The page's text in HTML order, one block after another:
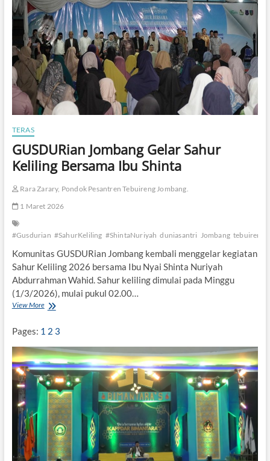
d
i
P
o
n
d
o
k
P
u
t
T
e
b
i
e
g
TERAS
GUSDURian Jombang Gelar Sahur
Keliling Bersama Ibu Shinta
Rara Zarary, Pondok Pesantren Tebuireng Jombang.
1 Maret 2026
#Gusdurian #SahurKeliling #ShintaNuriyah duniasantri Jombang tebuireng
Komunitas GUSDURian Jombang kembali menggelar kegiatan
Sahur Keliling 2026 bersama Ibu Nyai Shinta Nuriyah
Abdurrahman Wahid. Sahur keliling dimulai pada Minggu
(1/3/2026), mulai pukul 02.00…
View MoreG
D
U
R
i
a
n
m
b
Pages: 1 2 3